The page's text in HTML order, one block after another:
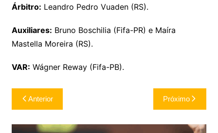
Árbitro: Leandro Pedro Vuaden (RS).
Auxiliares: Bruno Boschilia (Fifa-PR) e Maíra
Mastella Moreira (RS).
VAR: Wágner Reway (Fifa-PB).
Navegação
de
Post
Anterior Próximo